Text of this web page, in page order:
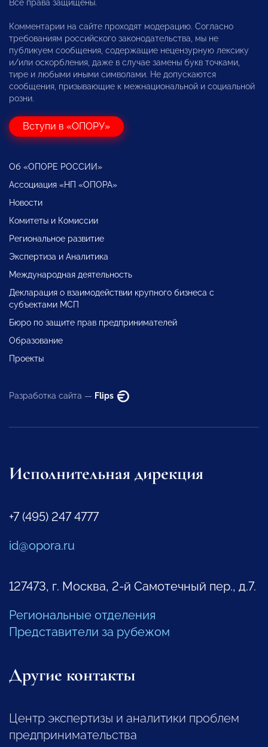
Все права защищены.
Комментарии на сайте проходят модерацию. Согласно
требованиям российского законодательства, мы не
публикуем сообщения, содержащие нецензурную лексику
и/или оскорбления, даже в случае замены букв точками,
тире и любыми иными символами. Не допускаются
сообщения, призывающие к межнациональной и социальной
розни.
Вступи в «ОПОРУ»
Об «ОПОРЕ РОССИИ»
Ассоциация «НП «ОПОРА»
Новости
Комитеты и Комиссии
Региональное развитие
Экспертиза и Аналитика
Международная деятельность
Декларация о взаимодействии крупного бизнеса с
субъектами МСП
Бюро по защите прав предпринимателей
Образование
Проекты
Разработка сайта — Flips
Исполнительная дирекция
+7 (495) 247 4777
id@opora.ru
127473, г. Москва, 2-й Самотечный пер., д.7.
Региональные отделения
Представители за рубежом
Другие контакты
Центр экспертизы и аналитики проблем
предпринимательства